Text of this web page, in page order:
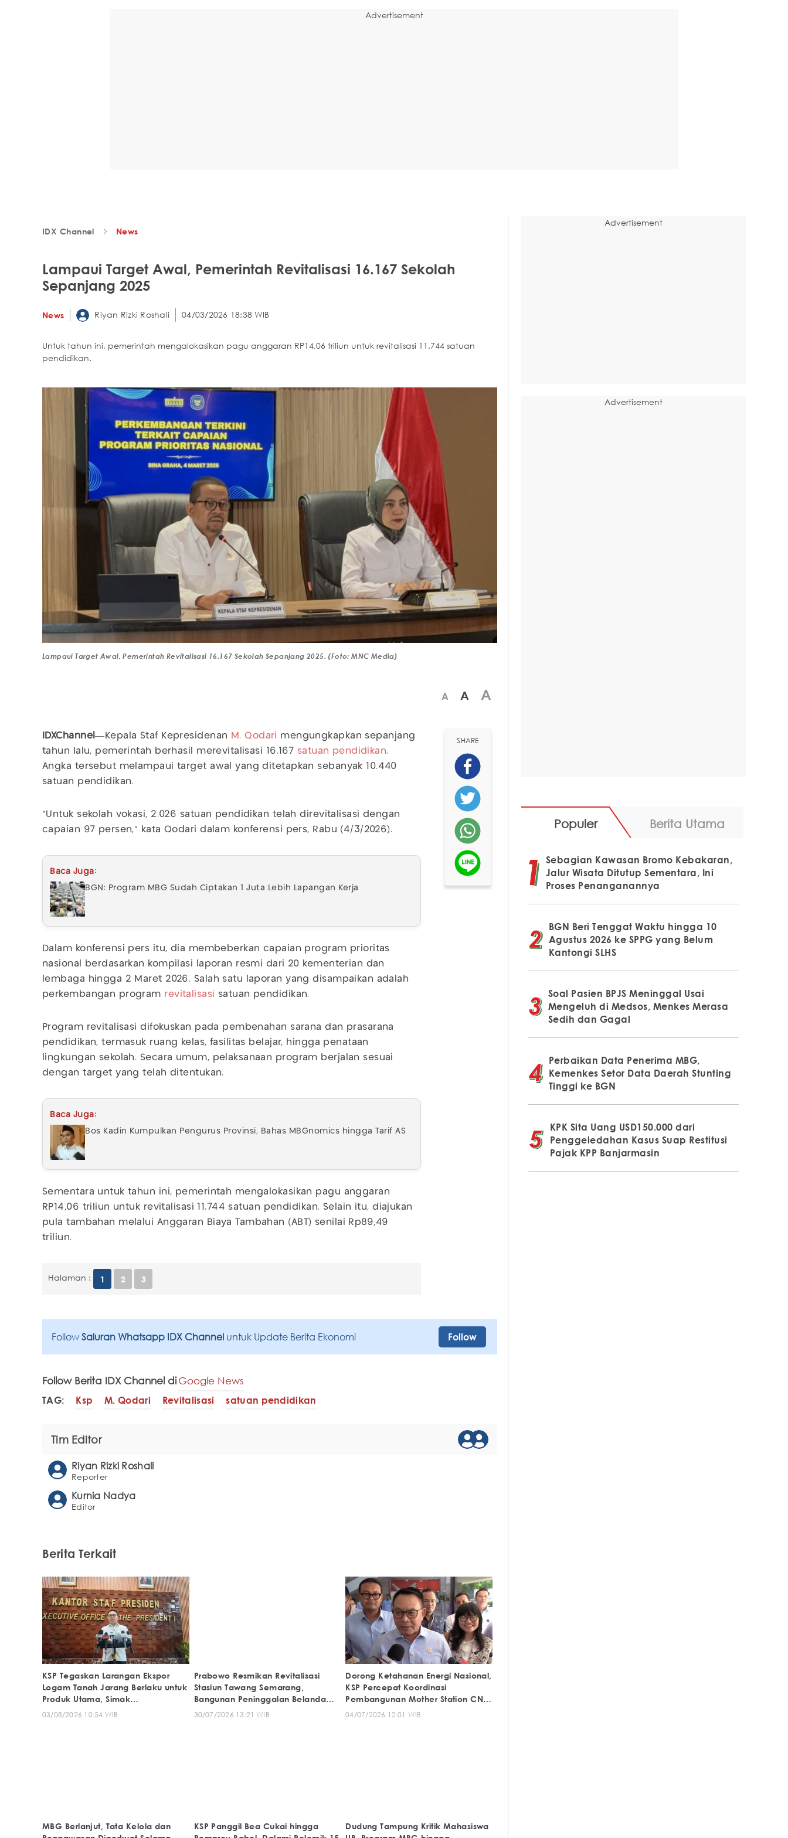
Advertisement
IDX Channel News
Lampaui Target Awal, Pemerintah Revitalisasi 16.167 Sekolah
Sepanjang 2025
News Riyan Rizki Roshali 04/03/2026 18:38 WIB
Untuk tahun ini, pemerintah mengalokasikan pagu anggaran RP14,06 triliun untuk revitalisasi 11.744 satuan
pendidikan.
Lampaui Target Awal, Pemerintah Revitalisasi 16.167 Sekolah Sepanjang 2025. (Foto: MNC Media)
A A A
IDXChannel—Kepala Staf Kepresidenan M. Qodari mengungkapkan sepanjang
tahun lalu, pemerintah berhasil merevitalisasi 16.167 satuan pendidikan.
Angka tersebut melampaui target awal yang ditetapkan sebanyak 10.440
satuan pendidikan.
“Untuk sekolah vokasi, 2.026 satuan pendidikan telah direvitalisasi dengan
capaian 97 persen,” kata Qodari dalam konferensi pers, Rabu (4/3/2026).
Baca Juga:
BGN: Program MBG Sudah Ciptakan 1 Juta Lebih Lapangan Kerja
Dalam konferensi pers itu, dia membeberkan capaian program prioritas
nasional berdasarkan kompilasi laporan resmi dari 20 kementerian dan
lembaga hingga 2 Maret 2026. Salah satu laporan yang disampaikan adalah
perkembangan program revitalisasi satuan pendidikan.
Program revitalisasi difokuskan pada pembenahan sarana dan prasarana
pendidikan, termasuk ruang kelas, fasilitas belajar, hingga penataan
lingkungan sekolah. Secara umum, pelaksanaan program berjalan sesuai
dengan target yang telah ditentukan.
Baca Juga:
Bos Kadin Kumpulkan Pengurus Provinsi, Bahas MBGnomics hingga Tarif AS
Sementara untuk tahun ini, pemerintah mengalokasikan pagu anggaran
RP14,06 triliun untuk revitalisasi 11.744 satuan pendidikan. Selain itu, diajukan
pula tambahan melalui Anggaran Biaya Tambahan (ABT) senilai Rp89,49
triliun.
Halaman : 1 2 3
SHARE
Follow Saluran Whatsapp IDX Channel untuk Update Berita Ekonomi Follow
Follow Berita IDX Channel diGoogle News
TAG: Ksp M. Qodari Revitalisasi satuan pendidikan
Tim Editor
Riyan Rizki Roshali
Reporter
Kurnia Nadya
Editor
Berita Terkait
KSP Tegaskan Larangan Ekspor
Logam Tanah Jarang Berlaku untuk
Produk Utama, Simak
Penjelasannya
03/08/2026 10:54 WIB
Prabowo Resmikan Revitalisasi
Stasiun Tawang Semarang,
Bangunan Peninggalan Belanda
Sejak 1914
30/07/2026 13:21 WIB
Dorong Ketahanan Energi Nasional,
KSP Percepat Koordinasi
Pembangunan Mother Station CNG
Muara Enim
04/07/2026 12:01 WIB
MBG Berlanjut, Tata Kelola dan
KSP Panggil Bea Cukai hingga
Dudung Tampung Kritik Mahasiswa
Advertisement
Advertisement
Populer Berita Utama
Sebagian Kawasan Bromo Kebakaran,
Jalur Wisata Ditutup Sementara, Ini
Proses Penanganannya
BGN Beri Tenggat Waktu hingga 10
Agustus 2026 ke SPPG yang Belum
Kantongi SLHS
Soal Pasien BPJS Meninggal Usai
Mengeluh di Medsos, Menkes Merasa
Sedih dan Gagal
Perbaikan Data Penerima MBG,
Kemenkes Setor Data Daerah Stunting
Tinggi ke BGN
KPK Sita Uang USD150.000 dari
Penggeledahan Kasus Suap Restitusi
Pajak KPP Banjarmasin